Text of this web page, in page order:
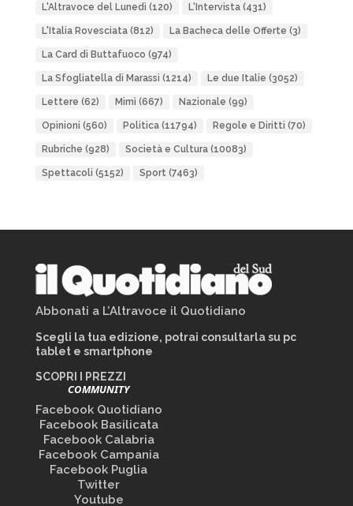
L'Altravoce del Lunedì (120) L'Intervista(431)
L'Italia Rovesciata(812) La Bacheca delle Offerte (3)
La Card di Buttafuoco (974)
La Sfogliatella di Marassi (1214) Le due Italie (3052)
Lettere (62) Mimì (667) Nazionale (99)
Opinioni (560) Politica(11794) Regole e Diritti (70)
Rubriche (928) Società e Cultura(10083)
Spettacoli (5152) Sport(7463)
Abbonati a L’Altravoce il Quotidiano
Scegli la tua edizione, potrai consultarla su pc
tablet e smartphone
SCOPRI I PREZZI
COMMUNITY
Facebook Quotidiano
Facebook Basilicata
Facebook Calabria
Facebook Campania
Facebook Puglia
Twitter
Youtube